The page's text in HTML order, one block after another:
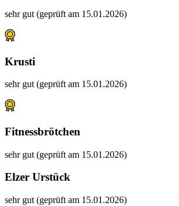
sehr gut (geprüft am 15.01.2026)
Krusti
sehr gut (geprüft am 15.01.2026)
Fitnessbrötchen
sehr gut (geprüft am 15.01.2026)
Elzer Urstück
sehr gut (geprüft am 15.01.2026)